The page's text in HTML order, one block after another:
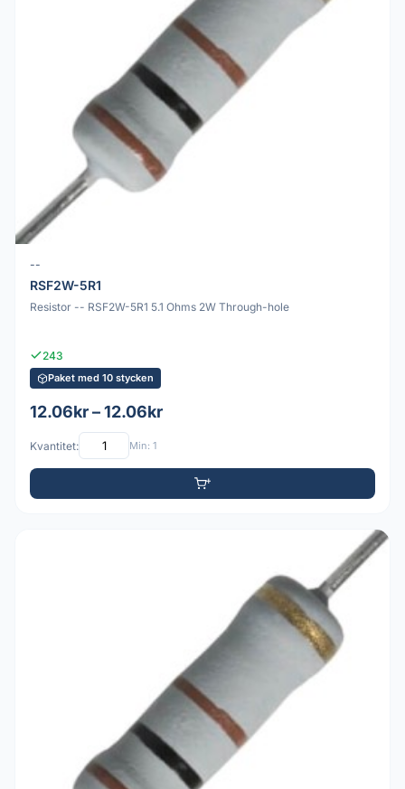
--
RSF2W-5R1
Resistor -- RSF2W-5R1 5.1 Ohms 2W Through-hole
243
Paket med 10 stycken
12.06kr – 12.06kr
Kvantitet: Min: 1